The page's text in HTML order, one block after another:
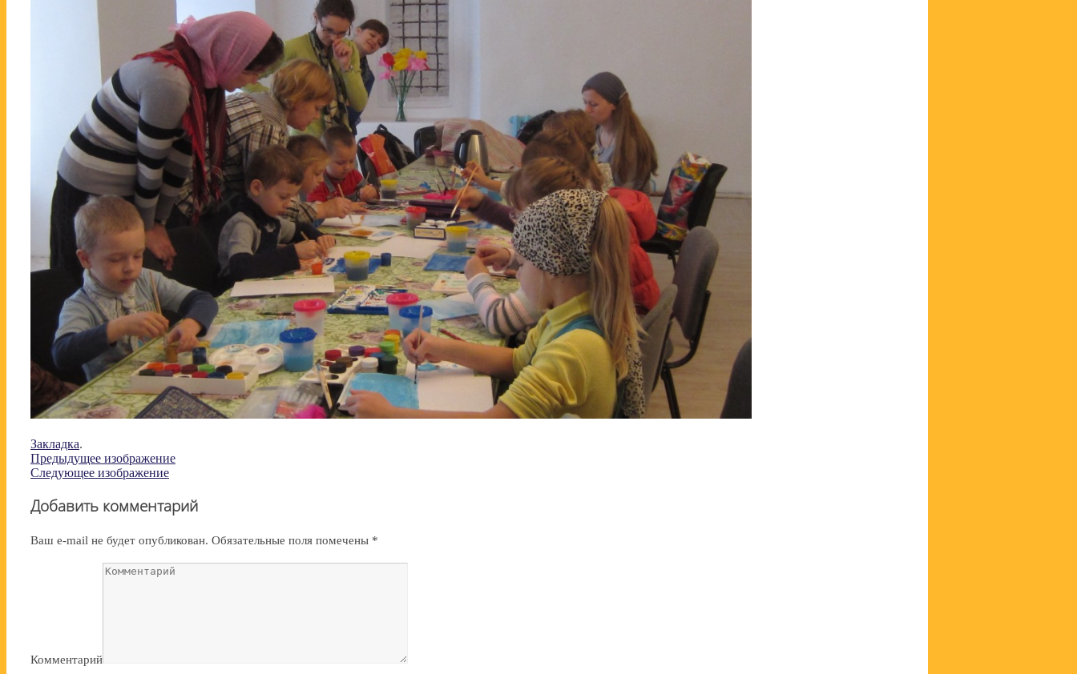
Закладка.
Предыдущее изображение
Следующее изображение
Добавить комментарий
Ваш e-mail не будет опубликован. Обязательные поля помечены *
Комментарий